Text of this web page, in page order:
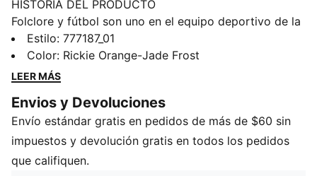
HISTORIA DEL PRODUCTO
Folclore y fútbol son uno en el equipo deportivo de la
selección de fútbol marfileña. Con un diseño extraído
de la intrincada belleza de los trajes tradicionales de
Costa de Marfil, esta camiseta oficial es una
del país.
CARACTERÍSTICAS Y BENEFICIOS
Como parte del programa RE:FIBRE, este producto
está fabricado con al menos un 95% de materiales
Estilo: 777187_01
Color: Rickie Orange-Jade Frost
LEER MÁS
Envios y Devoluciones
Envío estándar gratis en pedidos de más de $60 sin
impuestos y devolución gratis en todos los pedidos
que califiquen.